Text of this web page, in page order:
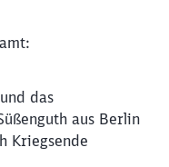
das
aus Berlin
Kriegsende